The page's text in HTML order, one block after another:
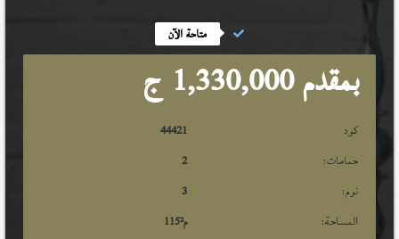
متاحة الآن
بمقدم 1,330,000 ج
كود
44421
حمامات:
2
نوم:
3
المساحة:
115م²